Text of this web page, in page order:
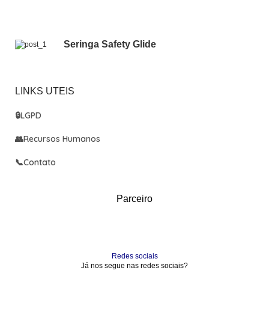
Seringa Safety Glide
LINKS UTEIS
🔒LGPD
👥Recursos Humanos
📞Contato
Parceiro
Redes sociais
Já nos segue nas redes sociais?